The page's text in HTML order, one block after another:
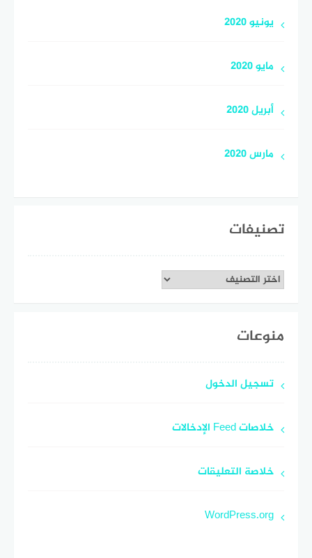
يونيو 2020
مايو 2020
أبريل 2020
مارس 2020
تصنيفات
تصنيفات
منوعات
تسجيل الدخول
خلاصات Feed الإدخالات
خلاصة التعليقات
WordPress.org